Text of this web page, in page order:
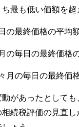
最も低い価額を
の最終価格の平均
毎日の最終価格
の毎日の最終価
があったとして
続税評価の見直